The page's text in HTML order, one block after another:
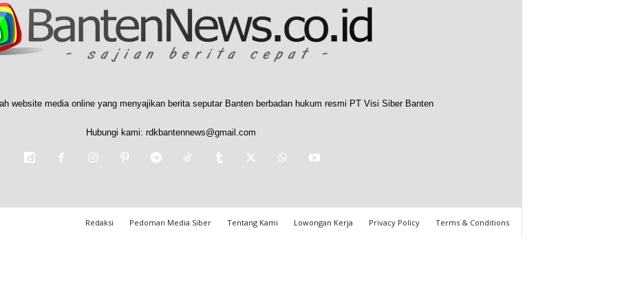
website media online yang menyajikan berita seputar Banten berbadan hukum resmi PT Visi Siber Banten
Hubungi kami: rdkbantennews@gmail.com
Redaksi Pedoman Media Siber Tentang Kami Lowongan Kerja Privacy Policy Terms & Conditions